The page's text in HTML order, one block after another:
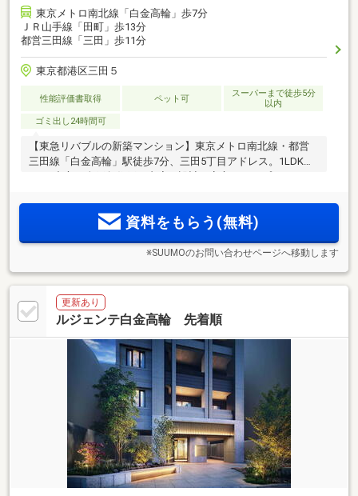
東京メトロ南北線「白金高輪」歩7分
ＪＲ山手線「田町」歩13分
都営三田線「三田」歩11分
東京都港区三田５
性能評価書取得 ペット可
スーパーまで徒歩5分
以内
ゴミ出し24時間可
【東急リバブルの新築マンション】東京メトロ南北線・都営
三田線「白金高輪」駅徒歩7分、三田5丁目アドレス。1LDK・
認定取得
資料をもらう(無料)
※SUUMOのお問い合わせページへ移動します
更新あり
ルジェンテ白金高輪 先着順